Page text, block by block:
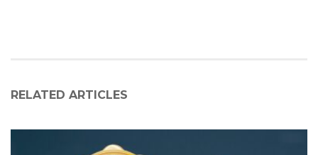
RELATED ARTICLES